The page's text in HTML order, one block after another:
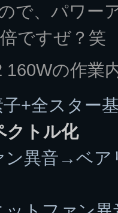
で、パワー
ですぜ？笑
160Wの作業
子+全スター
クトル化
ン異音→ベア